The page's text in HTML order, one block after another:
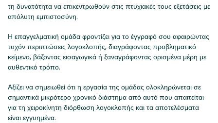
τη δυνατότητα να επικεντρωθούν στις πτυχιακές τους εξετάσεις με
απόλυτη εμπιστοσύνη.
Η επαγγελματική ομάδα φροντίζει για το έγγραφό σου αφαιρώντας
τυχόν περιπτώσεις λογοκλοπής, διαγράφοντας προβληματικό
κείμενο, βάζοντας εισαγωγικά ή ξαναγράφοντας ορισμένα μέρη με
αυθεντικό τρόπο.
Αξίζει να σημειωθεί ότι η εργασία της ομάδας ολοκληρώνεται σε
σημαντικά μικρότερο χρονικό διάστημα από αυτό που απαιτείται
για τη χειροκίνητη διόρθωση λογοκλοπής και τα αποτελέσματα
είναι εγγυημένα.